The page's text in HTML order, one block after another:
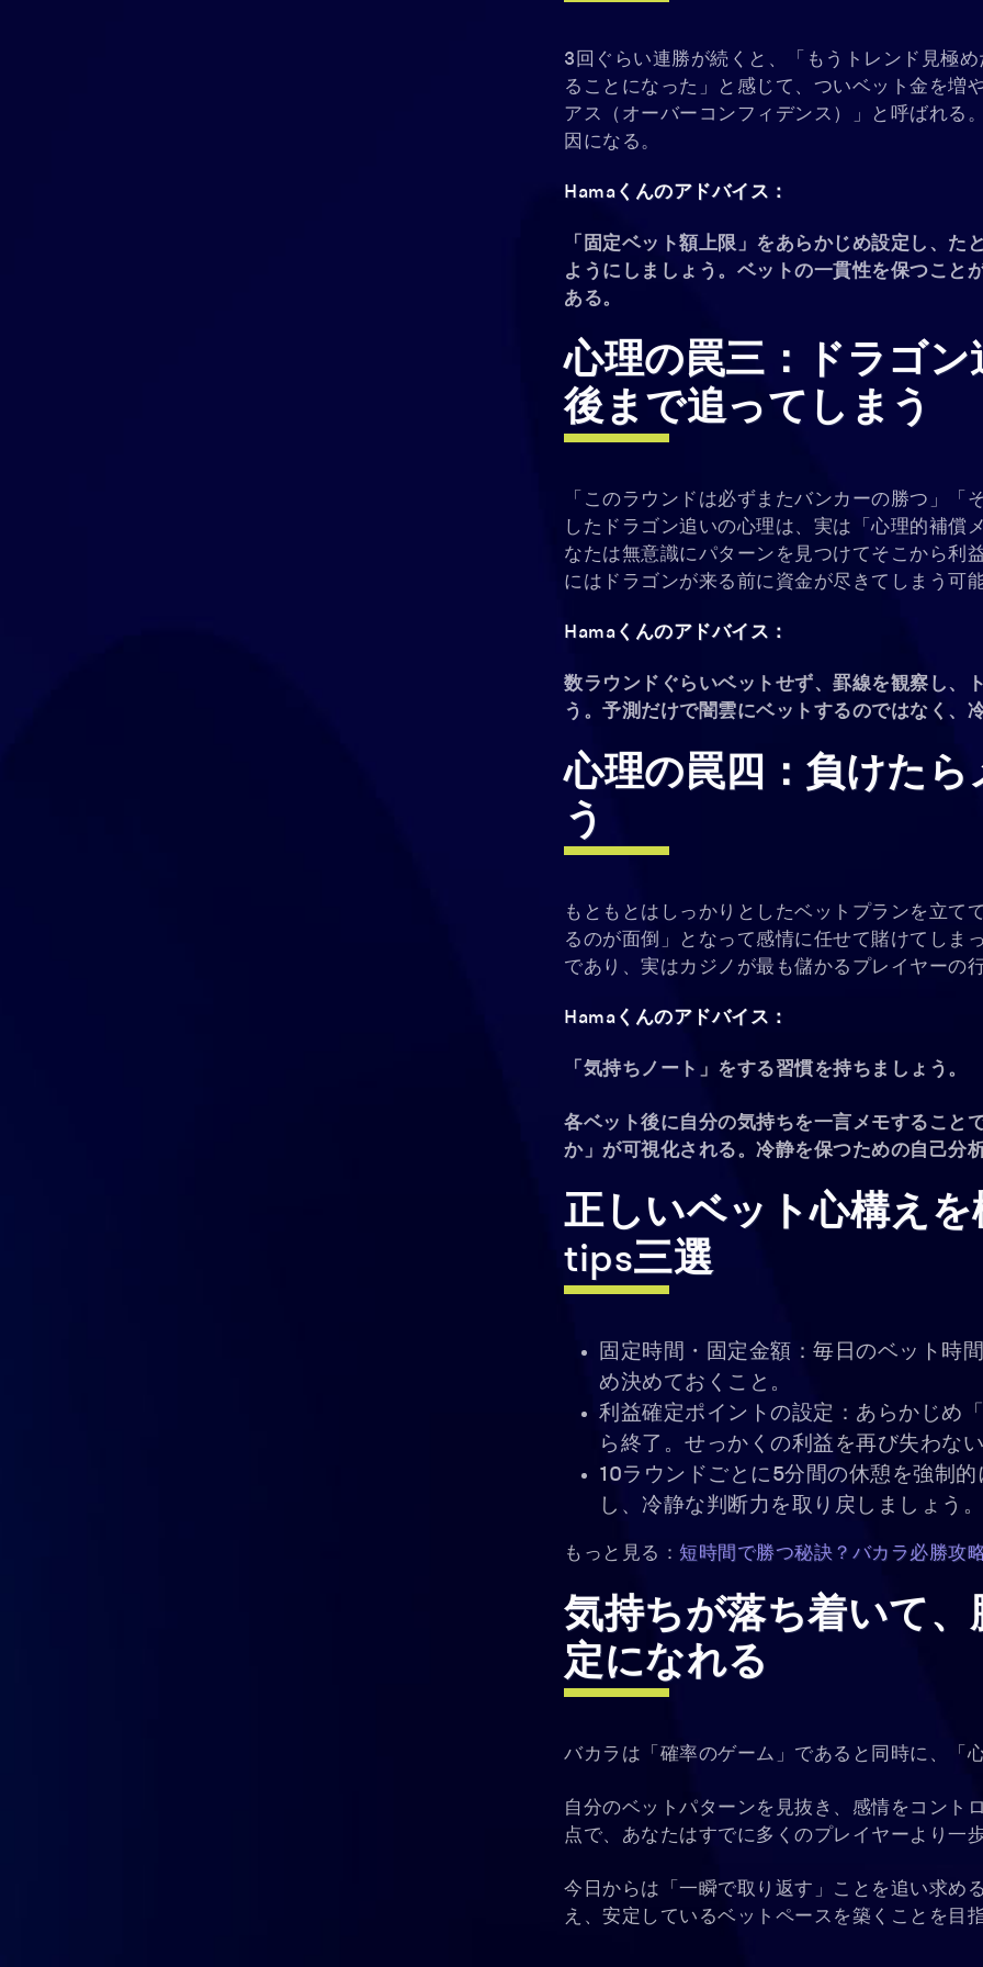
3回ぐらい連勝が続くと、「もうトレンド見極
ることになった」と感じて、ついベット金を増
アス（オーバーコンフィデンス）」と呼ばれる
因になる。
Hamaくんのアドバイス：
「固定ベット額上限」をあらかじめ設定し、
ようにしましょう。ベットの一貫性を保つこと
ある。
心理の罠三：ドラゴ
後まで追ってしまう
「このラウンドは必ずまたバンカーの勝つ」
したドラゴン追いの心理は、実は「心理的補償
なたは無意識にパターンを見つけてそこから利
にはドラゴンが来る前に資金が尽きてしまう可
Hamaくんのアドバイス：
数ラウンドぐらいベットせず、罫線を観察し、
う。予測だけで闇雲にベットするのではなく、
心理の罠四：負けた
う
もともとはしっかりとしたベットプランを立て
るのが面倒」となって感情に任せて賭けてしま
であり、実はカジノが最も儲かるプレイヤーの
Hamaくんのアドバイス：
「気持ちノート」をする習慣を持ちましょう。
各ベット後に自分の気持ちを一言メモすること
か」が可視化される。冷静を保つための自己分
正しいベット心構え
tips三選
固定時間・固定金額：毎日のベット時
め決めておくこと。
利益確定ポイントの設定：あらかじめ
ら終了。せっかくの利益を再び失わな
10ラウンドごとに5分間の休憩を強制
し、冷静な判断力を取り戻しましょう。
もっと見る： 短時間で勝つ秘訣？バカラ必勝攻
気持ちが落ち着いて
定になれる
バカラは「確率のゲーム」であると同時に、「
自分のベットパターンを見抜き、感情をコント
点で、あなたはすでに多くのプレイヤーより一
今日からは「一瞬で取り返す」ことを追い求め
え、安定しているベットペースを築くことを目